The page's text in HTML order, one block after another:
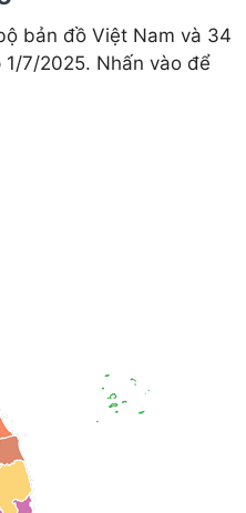
bản đồ Việt Nam và 34
7/2025. Nhấn vào để